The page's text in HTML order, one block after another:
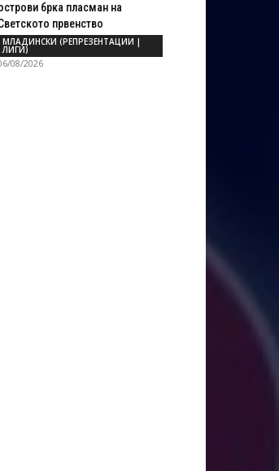
брка пласман на
првенство
МЛАДИНСКИ (РЕПРЕЗЕНТАЦИИ |
ЛИГИ)
08/2026